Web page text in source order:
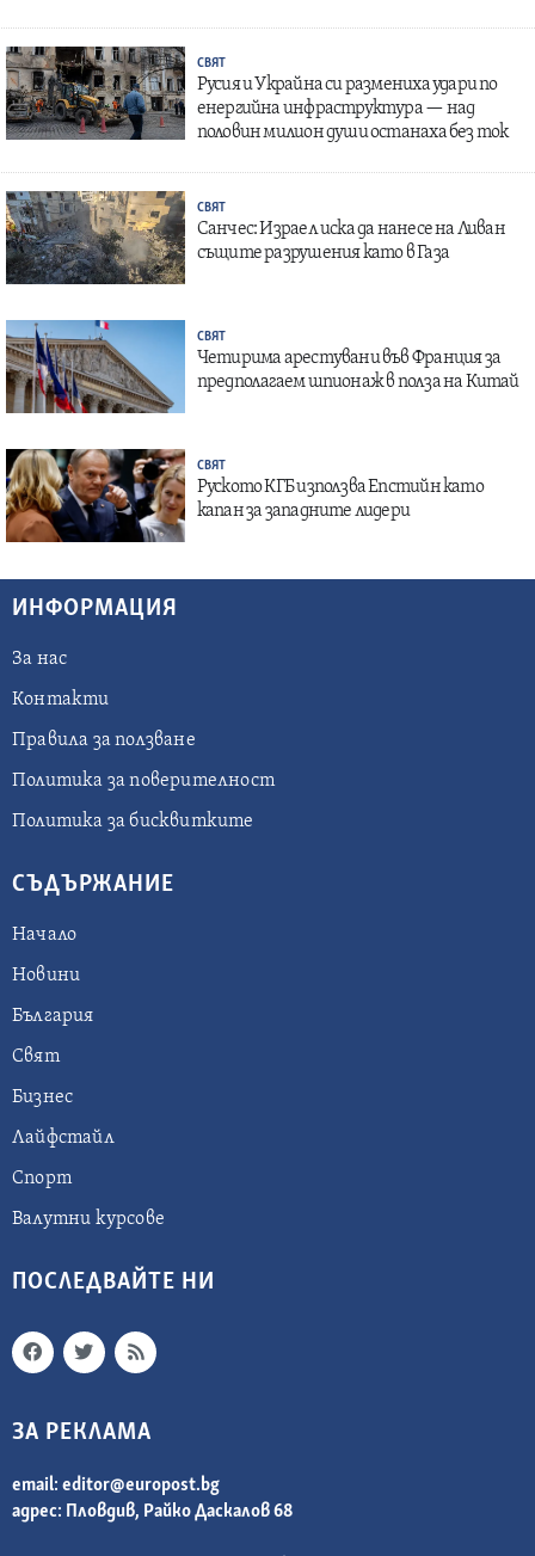
СВЯТ
Русия и Украйна си размениха удари по
енергийна инфраструктура — над
половин милион души останаха без ток
СВЯТ
Санчес: Израел иска да нанесе на Ливан
същите разрушения като в Газа
СВЯТ
Четирима арестувани във Франция за
предполагаем шпионаж в полза на Китай
СВЯТ
Руското КГБ използва Епстийн като
капан за западните лидери
ИНФОРМАЦИЯ
За нас
Контакти
Правила за ползване
Политика за поверителност
Политика за бисквитките
СЪДЪРЖАНИЕ
Начало
Новини
България
Свят
Бизнес
Лайфстайл
Спорт
Валутни курсове
ПОСЛЕДВАЙТЕ НИ
ЗА РЕКЛАМА
email: editor@europost.bg
адрес: Пловдив, Райко Даскалов 68